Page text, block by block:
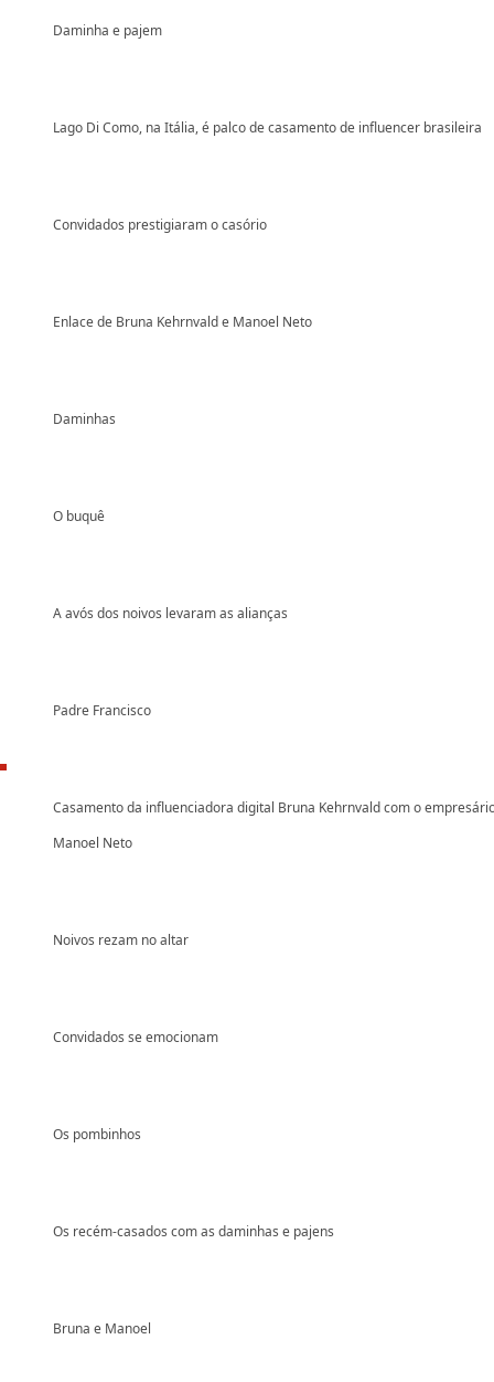
Daminha e pajem
Lago Di Como, na Itália, é palco de casamento de influencer brasileira
Convidados prestigiaram o casório
Enlace de Bruna Kehrnvald e Manoel Neto
Daminhas
O buquê
A avós dos noivos levaram as alianças
Padre Francisco
Casamento da influenciadora digital Bruna Kehrnvald com o
Manoel Neto
Noivos rezam no altar
Convidados se emocionam
Os pombinhos
Os recém-casados com as daminhas e pajens
Bruna e Manoel